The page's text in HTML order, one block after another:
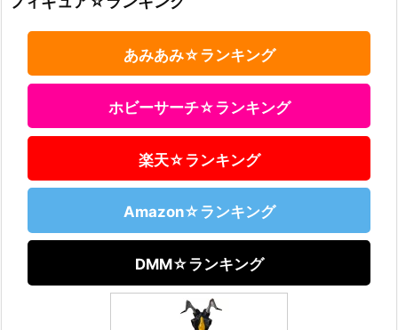
あみあみ☆ランキング
ホビーサーチ☆ランキング
楽天☆ランキング
Amazon☆ランキング
DMM☆ランキング